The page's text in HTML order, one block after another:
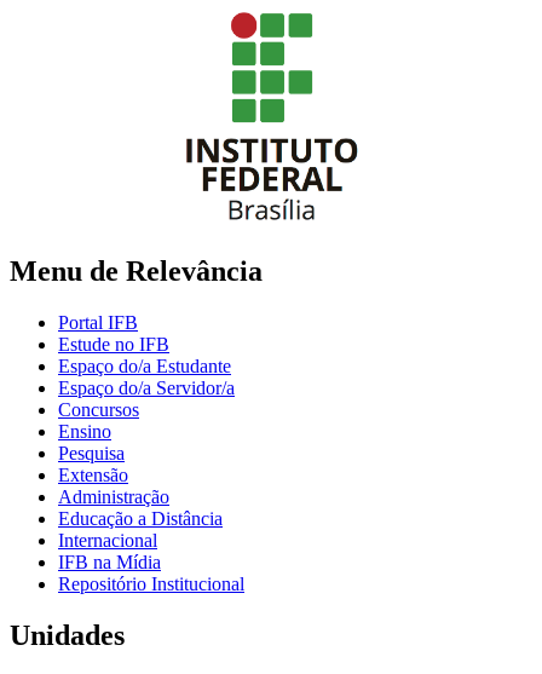
Menu de Relevância
Portal IFB
Estude no IFB
Espaço do/a Estudante
Espaço do/a Servidor/a
Concursos
Ensino
Pesquisa
Extensão
Administração
Educação a Distância
Internacional
IFB na Mídia
Repositório Institucional
Unidades